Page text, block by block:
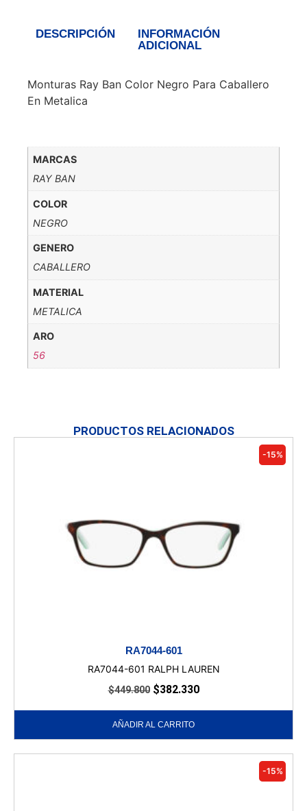
DESCRIPCIÓN
INFORMACIÓN
ADICIONAL
Monturas Ray Ban Color Negro Para Caballero
En Metalica
MARCAS
RAY BAN
COLOR
NEGRO
GENERO
CABALLERO
MATERIAL
METALICA
ARO
56
PRODUCTOS RELACIONADOS
-15%
RA7044-601
RA7044-601 RALPH LAUREN
$449.800 $382.330
AÑADIR AL CARRITO
-15%